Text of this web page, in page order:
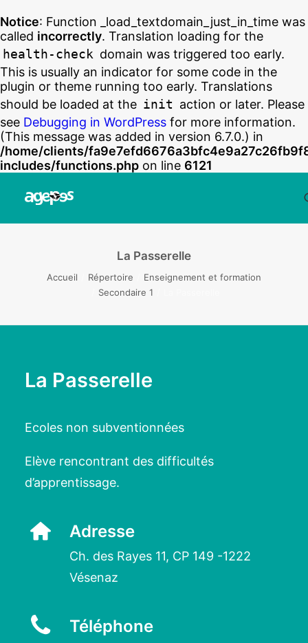
Notice: Function _load_textdomain_just_in_time was
called incorrectly. Translation loading for the
health-check domain was triggered too early.
This is usually an indicator for some code in the
plugin or theme running too early. Translations
should be loaded at the init action or later. Please
see Debugging in WordPress for more information.
(This message was added in version 6.7.0.) in
/home/clients/
includes/functions.php on line 6121
La Passerelle
Accueil Répertoire
Enseignement et formation
Secondaire 1
La Passerelle
Ecoles non subventionnées
Elève rencontrant des difficultés
d’apprentissage.
Adresse
Ch. des Rayes 11, CP 149 -1222
Vésenaz
Téléphone